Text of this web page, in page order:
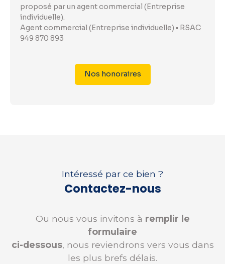
proposé par un agent commercial (Entreprise
individuelle).
Agent commercial (Entreprise individuelle) • RSAC
949 870 893
Nos honoraires
Intéressé par ce bien ?
Contactez-nous
Ou nous vous invitons à remplir le
formulaire
ci-dessous, nous reviendrons vers vous dans
les plus brefs délais.